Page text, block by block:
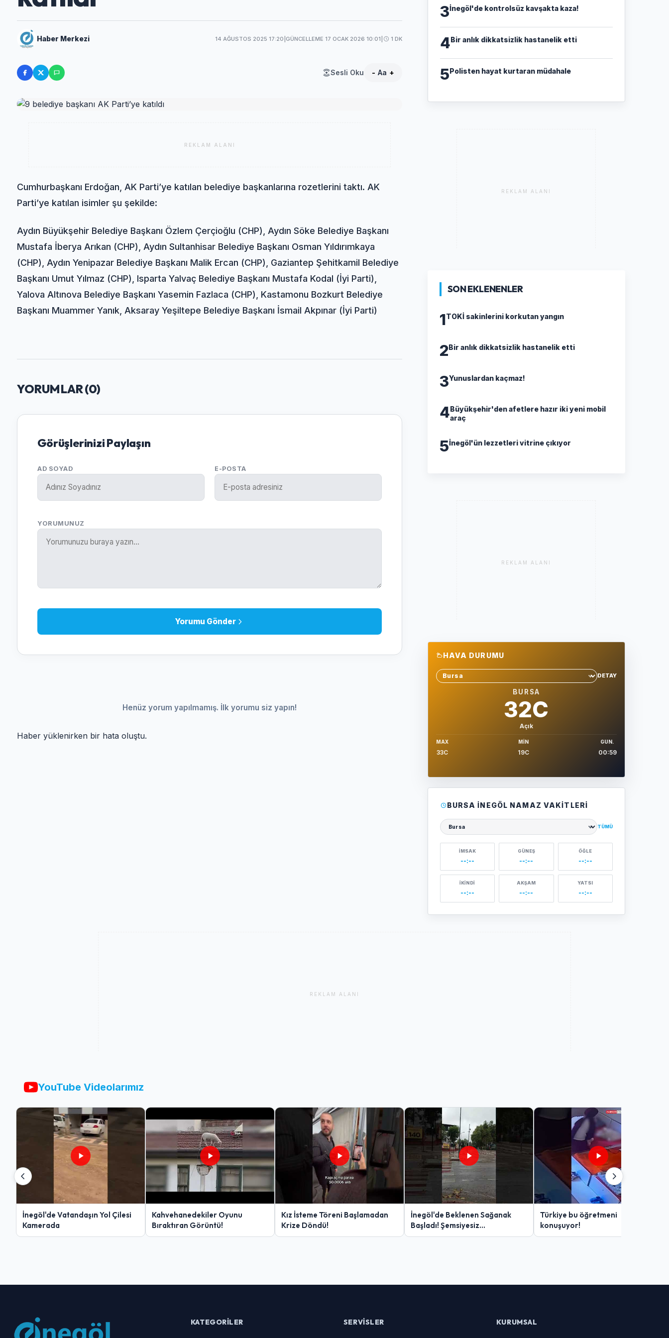
Haber Merkezi 14 AĞUSTOS 2025 17:20 GÜNCELLEME 17 OCAK 2026 10:01 1 DK
Sesli Oku - Aa +
REKLAM ALANI
Cumhurbaşkanı Erdoğan, AK Parti’ye katılan belediye başkanlarına rozetlerini taktı. AK
Parti’ye katılan isimler şu şekilde:
Aydın Büyükşehir Belediye Başkanı Özlem Çerçioğlu (CHP), Aydın Söke Belediye Başkanı
Mustafa İberya Arıkan (CHP), Aydın Sultanhisar Belediye Başkanı Osman Yıldırımkaya
(CHP), Aydın Yenipazar Belediye Başkanı Malik Ercan (CHP), Gaziantep Şehitkamil Belediye
Başkanı Umut Yılmaz (CHP), Isparta Yalvaç Belediye Başkanı Mustafa Kodal (İyi Parti),
Yalova Altınova Belediye Başkanı Yasemin Fazlaca (CHP), Kastamonu Bozkurt Belediye
Başkanı Muammer Yanık, Aksaray Yeşiltepe Belediye Başkanı İsmail Akpınar (İyi Parti)
YORUMLAR (0)
Görüşlerinizi Paylaşın
AD SOYAD E-POSTA
YORUMUNUZ
Yorumu Gönder
Henüz yorum yapılmamış. İlk yorumu siz yapın!
Haber yüklenirken bir hata oluştu.
3İnegöl'de kontrolsüz kavşakta kaza!
4Bir anlık dikkatsizlik hastanelik etti
5Polisten hayat kurtaran müdahale
REKLAM ALANI
SON EKLENENLER
1TOKİ sakinlerini korkutan yangın
2Bir anlık dikkatsizlik hastanelik etti
3Yunuslardan kaçmaz!
4Büyükşehir'den afetlere hazır iki yeni mobil
araç
5İnegöl'ün lezzetleri vitrine çıkıyor
REKLAM ALANI
HAVA DURUMU
Sehir sec
DETAY
BURSA
32C
Açık
MAX
33C
MIN
19C
GUN.
00:59
BURSA İNEGÖL NAMAZ VAKITLERI
Şehir seçin
TÜMÜ
İMSAK
--:--
GÜNEŞ
--:--
ÖĞLE
--:--
İKINDI
--:--
AKŞAM
--:--
YATSI
--:--
REKLAM ALANI
YouTube Videolarımız
İnegöl'de Vatandaşın Yol Çilesi
Kamerada
Kahvehanedekiler Oyunu
Bıraktıran Görüntü!
Kız İsteme Töreni Başlamadan
Krize Döndü!
İnegöl'de Beklenen Sağanak
Başladı! Şemsiyesiz
Yakalananlar Zor Anlar Yaşadı
Türkiye bu öğretmeni
konuşuyor!
KATEGORILER SERVISLER KURUMSAL